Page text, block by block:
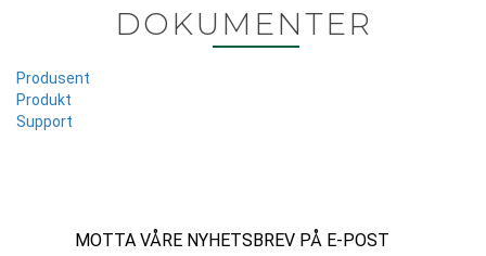
DOKUMENTER
Produsent
Produkt
Support
MOTTA VÅRE NYHETSBREV PÅ E-POST